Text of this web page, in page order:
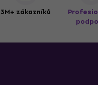
3M+ zákazníků